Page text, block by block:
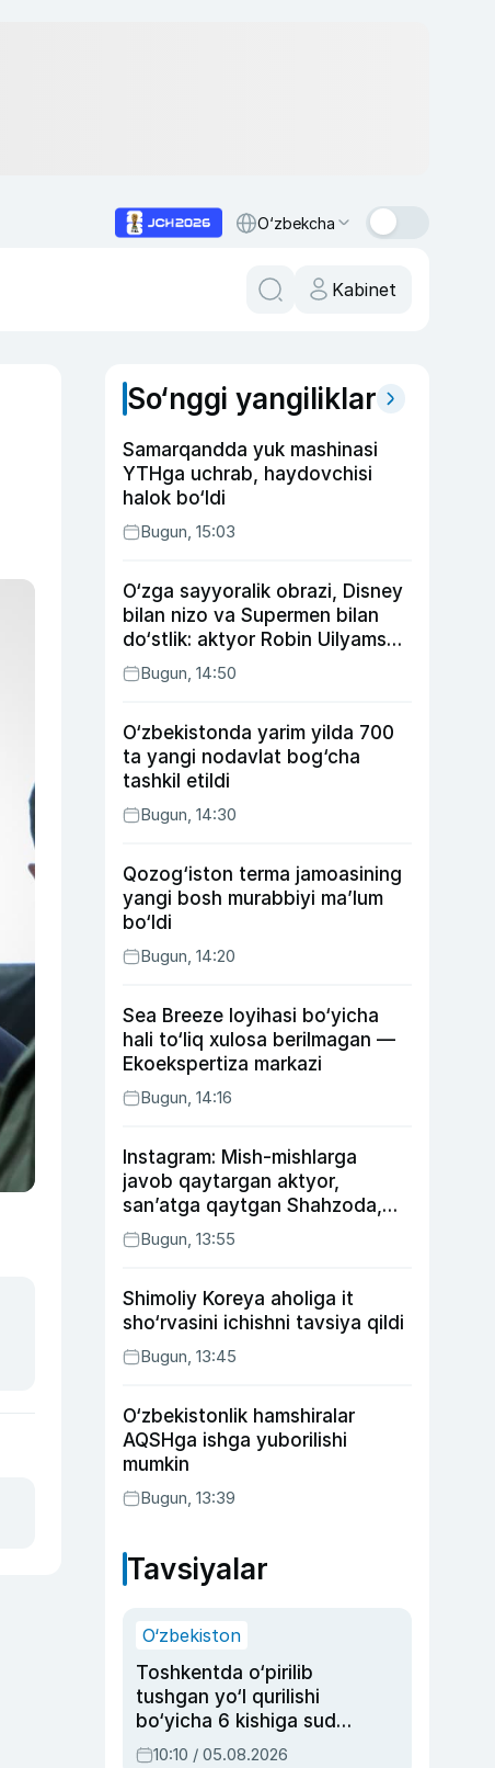
O‘zbekcha
Kabinet
So‘nggi yangiliklar
Samarqandda yuk mashinasi
YTHga uchrab, haydovchisi
halok bo‘ldi
Bugun, 15:03
O‘zga sayyoralik obrazi, Disney
bilan nizo va Supermen bilan
do‘stlik: aktyor Robin Uilyams
haqida ko‘pchilik bilmaydigan
faktlar
Bugun, 14:50
O‘zbekistonda yarim yilda 700
ta yangi nodavlat bog‘cha
tashkil etildi
Bugun, 14:30
Qozog‘iston terma jamoasining
yangi bosh murabbiyi ma’lum
bo‘ldi
Bugun, 14:20
Sea Breeze loyihasi bo‘yicha
hali to‘liq xulosa berilmagan —
Ekoekspertiza markazi
Bugun, 14:16
Instagram: Mish-mishlarga
javob qaytargan aktyor,
san’atga qaytgan Shahzoda,
yo‘lga asfalt yotqizgan
Jahongir Otajonov
Bugun, 13:55
Shimoliy Koreya aholiga it
sho‘rvasini ichishni tavsiya qildi
Bugun, 13:45
O‘zbekistonlik hamshiralar
AQSHga ishga yuborilishi
mumkin
Bugun, 13:39
Tavsiyalar
O‘zbekiston
Toshkentda o‘pirilib
tushgan yo‘l qurilishi
bo‘yicha 6 kishiga sud
hukmi o‘qildi
10:10 / 05.08.2026